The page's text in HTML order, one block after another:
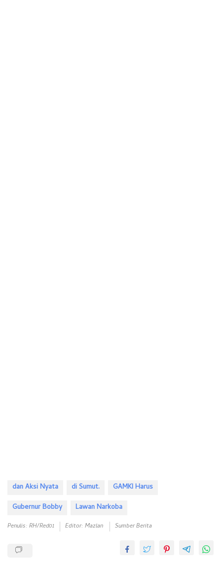
dan Aksi Nyata di Sumut.
GAMKI Harus
Gubernur Bobby
Lawan Narkoba
Penulis: RH/red01 Editor: Mazlan Sumber Berita